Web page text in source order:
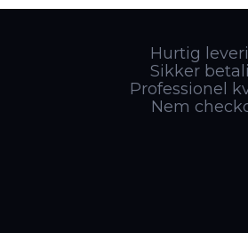
Hurtig
Sikker
Professionel
Nem